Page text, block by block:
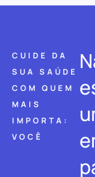
CUIDE DA
SUA SAÚDE
COM QUEM
MAIS
IMPORTA:
VOCÊ